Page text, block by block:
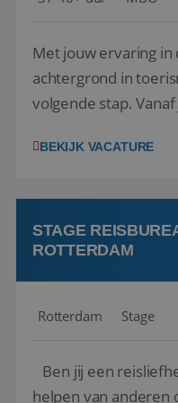
Met jouw ervaring
achtergrond in
volgende stap.
wensen van je team,
klanten te
boeken! ...
BEKIJK VACATURE
STAGE
ROTTERDAM
Rotterdam Stage
Ben jij een
helpen van anderen